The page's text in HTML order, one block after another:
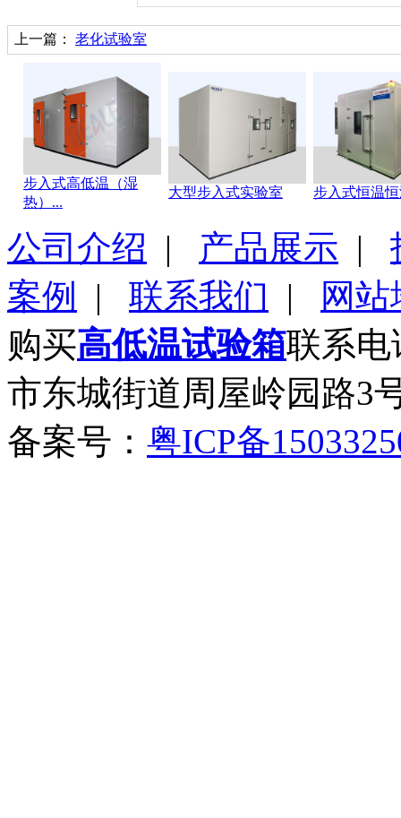
上一篇： 老化试验室
步入式高低温（湿
热）...
大型步入式实验室 步入式恒温
公司介绍 | 产品展示 |
案例
| 联系我们 |
网
购买高低温试验箱联系电
市东城街道周屋岭园路3
备案号： 粤ICP备